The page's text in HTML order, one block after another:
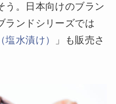
う。日本向けのブラン
ンドシリーズでは
水漬け）
」も販売さ